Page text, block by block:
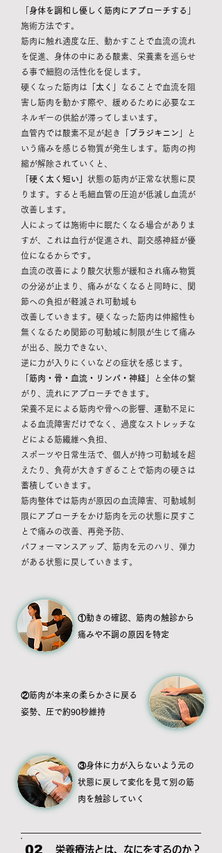
身体を調和し優しく筋肉にアプローチする
施術方法です。
筋肉に触れ適度な圧、動かすことで血流の流れ
を促進、身体の中にある酸素、栄養素を巡らせ
る事で細胞の活性化を促します。
硬くなった筋肉は「 太く
」なることで血流を阻
害し筋肉を動かす際や、緩めるために必要なエ
ネルギーの供給が滞ってしまいます。
血管内では酸素不足が起き「
ブラジキニン 」と
いう痛みを感じる物質が発生します。筋肉の拘
縮が解除されていくと、
硬く太く短い」 状態の筋肉が正常な状態に戻
ります。すると毛細血管の圧迫が低減し血流が
改善します。
人によっては施術中に眠たくなる場合がありま
すが、これは血行が促進され、副交感神経が優
位になるからです。
血流の改善により酸欠状態が緩和され痛み物質
の分泌が止まり、痛みがなくなると同時に、関
節への負担が軽減され可動域も
改善していきます。硬くなった筋肉は伸縮性も
無くなるため関節の可動域に制限が生じて痛み
が出る、脱力できない、
逆に力が入りにくいなどの症状を感じます。
筋肉・骨・血流・リンパ・神経 」と全体の繋
がり、流れにアプローチできます。
栄養不足による筋肉や骨への影響、運動不足に
よる血流障害だけでなく、過度なストレッチな
どによる筋繊維へ負担、
スポーツや日常生活で、個人が持つ可動域を超
えたり、負荷が大きすぎることで筋肉の硬さは
蓄積していきます。
筋肉整体では筋肉が原因の血流障害、可動域制
限にアプローチをかけ筋肉を元の状態に戻すこ
とで痛みの改善、再発予防、
パフォーマンスアップ、筋肉を元のハリ、弾力
がある状態に戻していきます。
①動きの確認、筋肉の触診から
痛みや不調の原因を特定
②筋肉が本来の柔らかさに戻る
姿勢、圧で約90秒維持
③身体に力が入らないよう元の
状態に戻して変化を見て別の筋
肉を触診していく
02 栄養療法とは、なにをするのか？